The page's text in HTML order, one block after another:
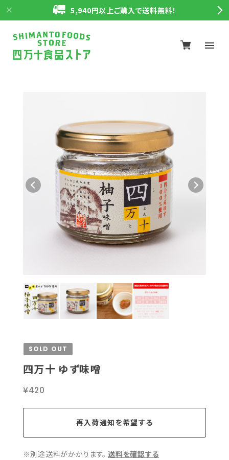
5,940円以上ご購入で送料無料！
SOLD OUT
四万十 ゆず味噌
¥420
再入荷通知を希望する
※別途送料がかかります。 送料を確認する